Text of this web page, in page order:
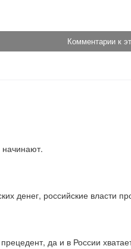
Комментарии к
начинают.
денег, российские власти
да и в России